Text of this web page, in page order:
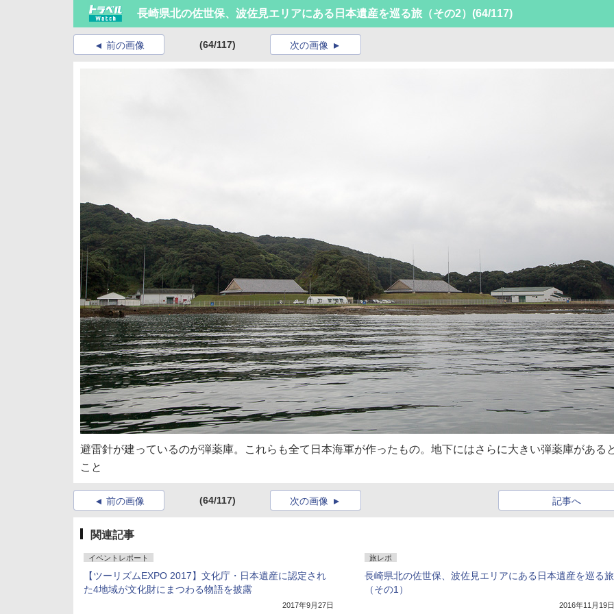
長崎県北の佐世保、波佐見エリアにある日本遺産を巡る旅（その2） (64/117)
前の画像 (64/117) 次の画像
避雷針が建っているのが弾薬庫。これらも全て日本海軍が作ったもの。地下にはさらに大きい弾薬庫がある
こと
前の画像 (64/117) 記事へ
次の画像
関連記事
イベントレポート
【ツーリズムEXPO 2017】文化庁・日本遺産に認定され
た4地域が文化財にまつわる物語を披露
2017年9月27日
旅レポ
長崎県北の佐世保、波佐見エリアにある日本遺産を巡る旅
（その1）
2016年11月19日